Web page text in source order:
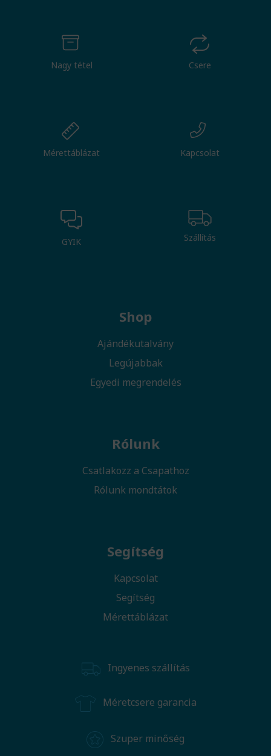
Nagy tétel Csere
Mérettáblázat Kapcsolat
GYIK Szállítás
Shop
Ajándékutalvány
Legújabbak
Egyedi megrendelés
Rólunk
Csatlakozz a Csapathoz
Rólunk mondtátok
Segítség
Kapcsolat
Segítség
Mérettáblázat
Ingyenes szállítás
Méretcsere garancia
Szuper minőség